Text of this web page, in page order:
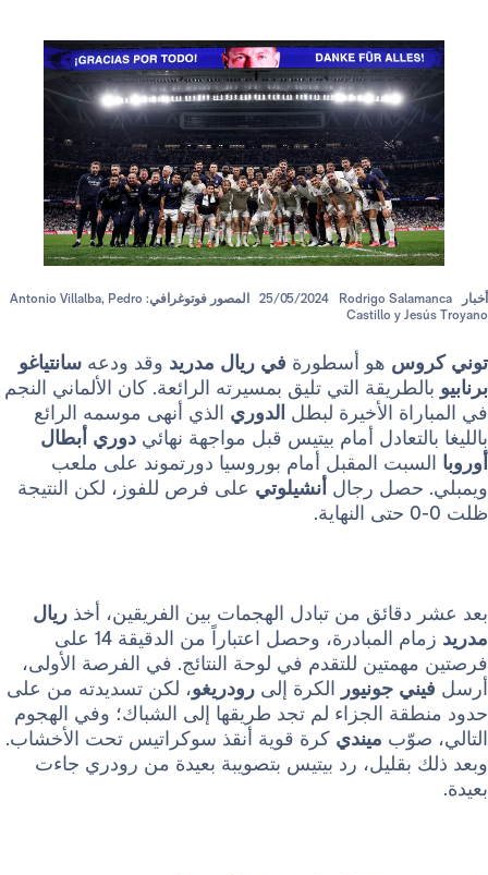
25/05/2024 Rodrigo
المصور فوتوغرافي: Antonio Villalba, Pedro
Castillo y
هو أسطورة في ريال مدريد وقد ودعهسانتياغو
التي تليق بمسيرته الرائعة. كان الألماني النجم
الأخيرة لبطلالدوريالذي أنهى موسمه الرائع
أمام بيتيس قبل مواجهة نهائيدوري أبطال
المقبل أمام بوروسيا دورتموند على ملعب
رجالأنشيلوتي على فرص للفوز، لكن النتيجة
من تبادل الهجمات بين الفريقين، أخذريال
زمام المبادرة، وحصل اعتباراً من الدقيقة 14 على
للتقدم في لوحة النتائج. في الفرصة الأولى،
جونيورالكرة إلى رودريغو ، لكن تسديدته من على
الجزاء لم تجد طريقها إلى الشباك؛ وفي الهجوم
مينديكرة قوية أنقذ سوكراتيس تحت الأخشاب.
رد بيتيس بتصويبة بعيدة من رودري جاءت